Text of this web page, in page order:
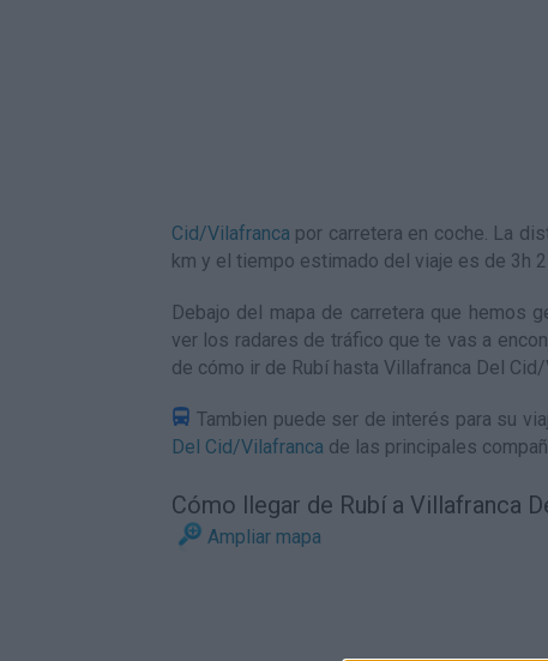
Cid/Vilafranca por carretera en coche. La
km y el tiempo estimado del viaje es de 3h
Debajo del mapa de carretera que hemos
ver los radares de tráfico que te vas a
de cómo ir de Rubí hasta Villafranca Del
Tambien puede ser de interés para su
Del Cid/Vilafranca de las principales
Cómo llegar de Rubí a Villafranca
Ampliar mapa